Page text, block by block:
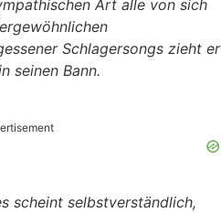
Art alle von sich
Schlagersongs zieht er
seinen Bann.
scheint selbstverständlich,